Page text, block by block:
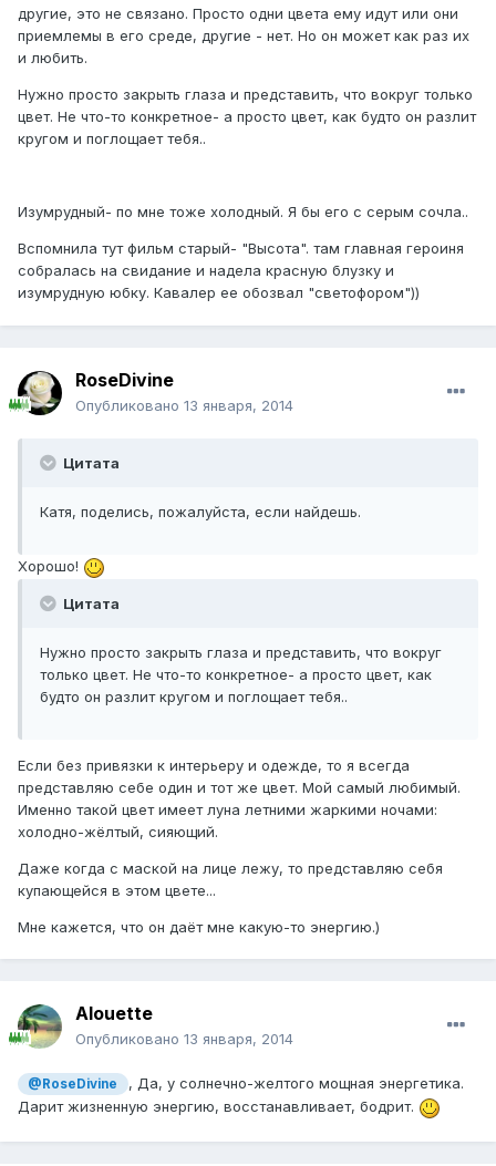
другие, это не связано. Просто одни цвета ему идут или они
приемлемы в его среде, другие - нет. Но он может как раз их
и любить.
Нужно просто закрыть глаза и представить, что вокруг только
цвет. Не что-то конкретное- а просто цвет, как будто он разлит
кругом и поглощает тебя..
Изумрудный- по мне тоже холодный. Я бы его с серым сочла..
Вспомнила тут фильм старый- "Высота". там главная героиня
собралась на свидание и надела красную блузку и
изумрудную юбку. Кавалер ее обозвал "светофором"))
RoseDivine
Опубликовано 13 января, 2014
Цитата
Катя, поделись, пожалуйста, если найдешь.
Хорошо!
Цитата
Нужно просто закрыть глаза и представить, что вокруг
только цвет. Не что-то конкретное- а просто цвет, как
будто он разлит кругом и поглощает тебя..
Если без привязки к интерьеру и одежде, то я всегда
представляю себе один и тот же цвет. Мой самый любимый.
Именно такой цвет имеет луна летними жаркими ночами:
холодно-жёлтый, сияющий.
Даже когда с маской на лице лежу, то представляю себя
купающейся в этом цвете...
Мне кажется, что он даёт мне какую-то энергию.)
Alouette
Опубликовано 13 января, 2014
@RoseDivine
, Да, у солнечно-желтого мощная энергетика.
Дарит жизненную энергию, восстанавливает, бодрит.